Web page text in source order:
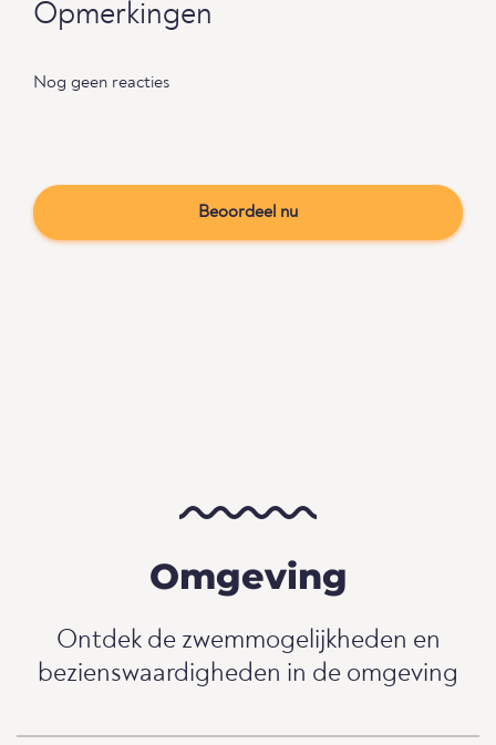
Opmerkingen
Nog geen reacties
Beoordeel nu
Omgeving
Ontdek de zwemmogelijkheden en
bezienswaardigheden in de omgeving